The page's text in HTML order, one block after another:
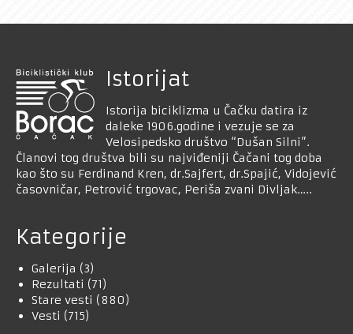
Istorijat
Istorija biciklizma u Čačku datira iz
daleke 1906.godine i vezuje se za
Velosipedsko društvo “Dušan Silni”.
Članovi tog društva bili su najviđeniji Čačani tog doba
kao što su Ferdinand Kren, dr.Sajfert, dr.Spajić, Vidojević
časovničar, Petrović trgovac, Periša zvani Divljak…..
Kategorije
Galerija (3)
Rezultati (71)
Stare vesti (880)
Vesti (715)